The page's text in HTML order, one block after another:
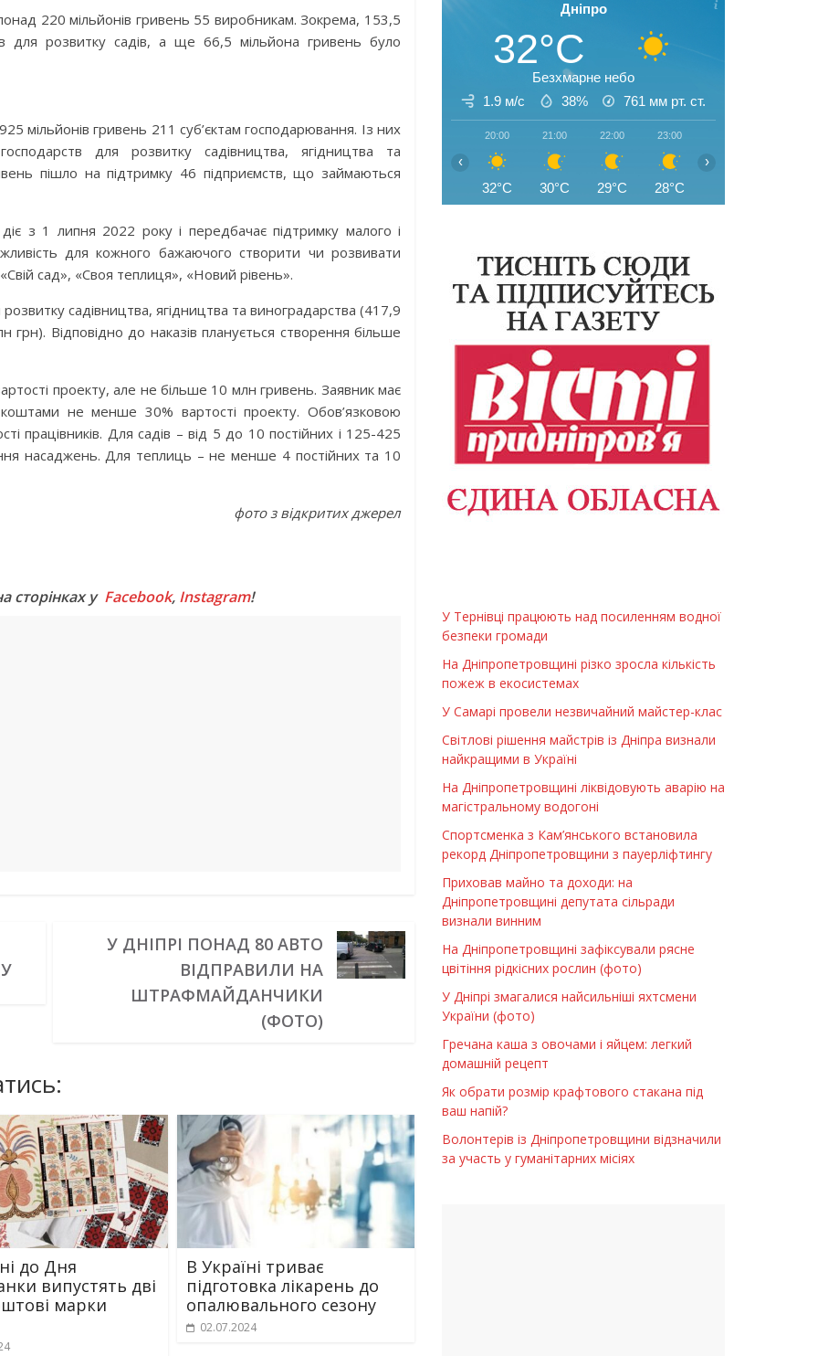
220 мільйонів гривень 55 виробникам. Зокрема, 153,5
для розвитку садів, а ще 66,5 мільйона гривень було
мільйонів гривень 211 суб’єктам господарювання. Із них
для розвитку садівництва, ягідництва та
пішло на підтримку 46 підприємств, що займаються
з 1 липня 2022 року і передбачає підтримку малого і
для кожного бажаючого створити чи розвивати
сад», «Своя теплиця», «Новий рівень».
садівництва, ягідництва та виноградарства (417,9
грн). Відповідно до наказів планується створення більше
проекту, але не більше 10 млн гривень. Заявник має
не менше 30% вартості проекту. Обов’язковою
працівників. Для садів – від 5 до 10 постійних і 125-425
насаджень. Для теплиць – не менше 4 постійних та 10
фото з відкритих джерел
сторінках у Facebook, Instagram!
У ДНІПРІ ПОНАД 80 АВТО
ВІДПРАВИЛИ НА
ШТРАФМАЙДАНЧИКИ
(ФОТО)
до Дня
випустять дві
марки
В Україні триває
підготовка лікарень до
опалювального сезону
02.07.2024
Дніпро
32°C
Безхмарне небо
1.9 м/с
38% 761 мм рт. ст.
20:00
32°C
21:00
30°C
22:00
29°C
23:00
28°C
‹ ›
У Тернівці працюють над посиленням водної
безпеки громади
На Дніпропетровщині різко зросла кількість
пожеж в екосистемах
У Самарі провели незвичайний майстер-клас
Світлові рішення майстрів із Дніпра визнали
найкращими в Україні
На Дніпропетровщині ліквідовують аварію на
магістральному водогоні
Спортсменка з Кам’янського встановила
рекорд Дніпропетровщини з пауерліфтингу
Приховав майно та доходи: на
Дніпропетровщині депутата сільради
визнали винним
На Дніпропетровщині зафіксували рясне
цвітіння рідкісних рослин (фото)
У Дніпрі змагалися найсильніші яхтсмени
України (фото)
Гречана каша з овочами і яйцем: легкий
домашній рецепт
Як обрати розмір крафтового стакана під
ваш напій?
Волонтерів із Дніпропетровщини відзначили
за участь у гуманітарних місіях